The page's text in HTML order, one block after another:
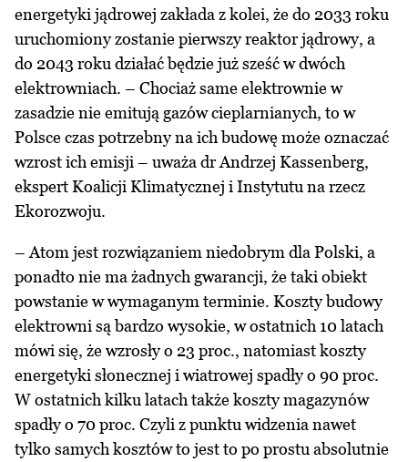
energetyki jądrowej zakłada z kolei, że do 2033 roku
uruchomiony zostanie pierwszy reaktor jądrowy, a
do 2043 roku działać będzie już sześć w dwóch
elektrowniach. – Chociaż same elektrownie w
zasadzie nie emitują gazów cieplarnianych, to w
Polsce czas potrzebny na ich budowę może oznaczać
wzrost ich emisji – uważa dr Andrzej Kassenberg,
ekspert Koalicji Klimatycznej i Instytutu na rzecz
Ekorozwoju​.
– Atom jest rozwiązaniem niedobrym dla Polski, a
ponadto nie ma żadnych gwarancji, że taki obiekt
powstanie w wymaganym terminie. Koszty budowy
elektrowni są bardzo wysokie, w ostatnich 10 latach
mówi się, że wzrosły o 23 proc., natomiast koszty
energetyki słonecznej i wiatrowej spadły o 90 proc.
W ostatnich kilku latach także koszty magazynów
spadły o 70 proc. Czyli z punktu widzenia nawet
tylko samych kosztów to jest to po prostu absolutnie